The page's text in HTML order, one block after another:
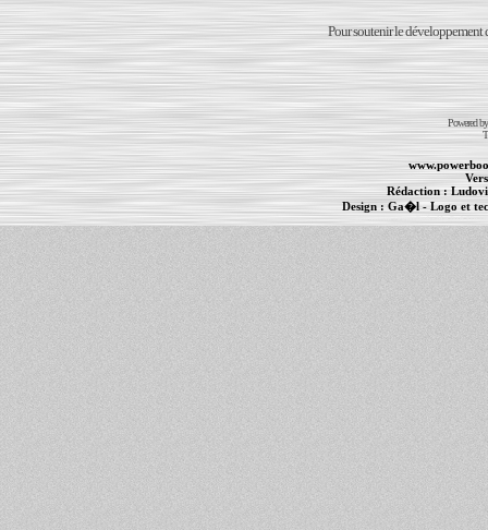
Pour soutenir le développement
Powered
Rédaction :
Design : Ga�l- Logo et
PowerBook- MacBook Pro